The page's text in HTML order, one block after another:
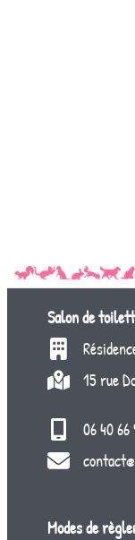
Salon de
15 rue
06 40 66
Modes de